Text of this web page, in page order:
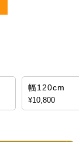
幅120cm
¥10,800